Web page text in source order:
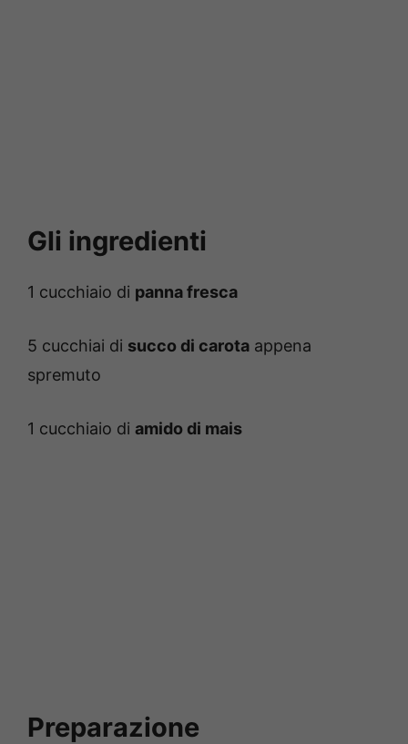
Gli ingredienti
1 cucchiaio di panna fresca
5 cucchiai di succo di carota appena
spremuto
1 cucchiaio di amido di mais
Preparazione